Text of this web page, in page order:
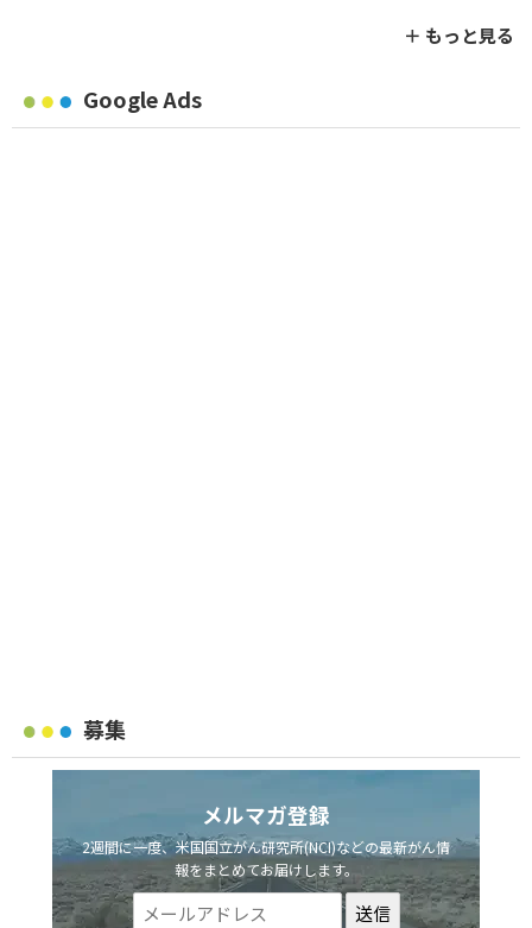
＋ もっと見る
Google Ads
募集
メルマガ登録
2週間に一度、米国国立がん研究所(NCI)などの最新がん情
報をまとめてお届けします。